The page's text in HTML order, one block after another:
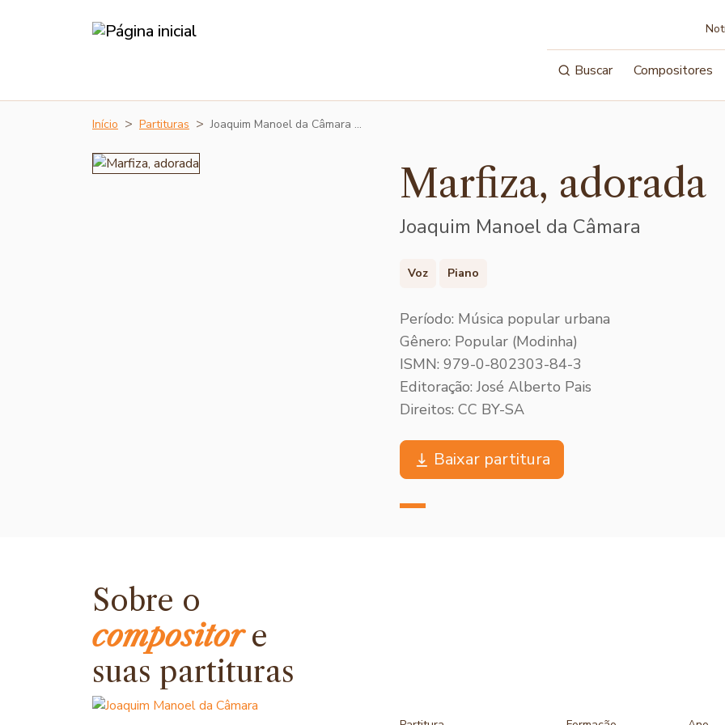
Buscar Compositores
Início Partituras Joaquim Manoel da Câmara …
Marfiza, adorada
Joaquim Manoel da Câmara
Voz Piano
Período: Música popular urbana
Gênero: Popular (Modinha)
ISMN: 979-0-802303-84-3
Editoração: José Alberto Pais
Direitos: CC BY-SA
Baixar partitura
Sobre o
compositore
suas partituras